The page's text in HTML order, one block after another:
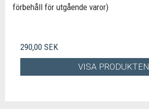
förbehåll för utgående varor)
290,00 SEK
VISA PRODUKTEN